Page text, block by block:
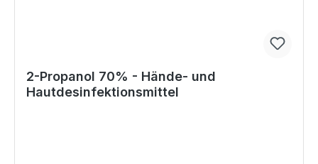
2-Propanol 70% - Hände- und
Hautdesinfektionsmittel